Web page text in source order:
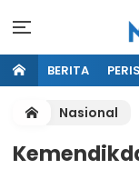
BERITA
Nasional